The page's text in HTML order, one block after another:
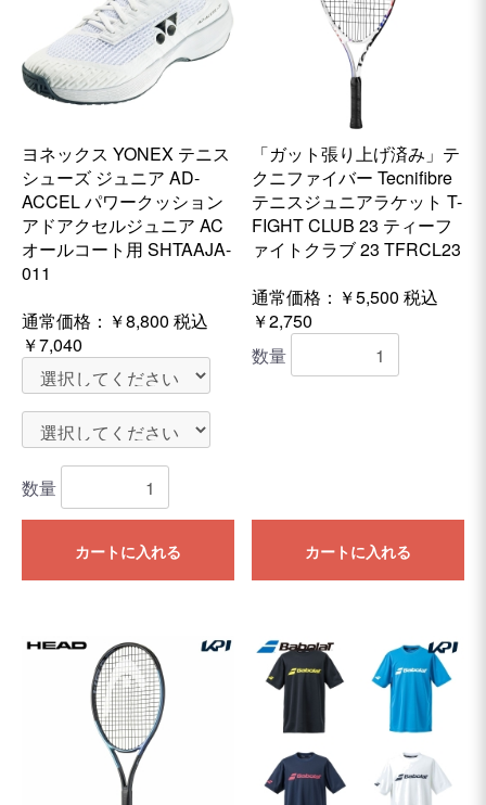
ヨネックス YONEX テニス
シューズ ジュニア AD-
ACCEL パワークッション
アドアクセルジュニア AC
オールコート用 SHTAAJA-
011
通常価格： ￥8,800 税込
￥7,040
数量
カートに入れる
「ガット張り上げ済み」テ
クニファイバー Tecnifibre
テニスジュニアラケット T-
FIGHT CLUB 23 ティーフ
ァイトクラブ 23 TFRCL23
通常価格：￥5,500 税込
￥2,750
数量
カートに入れる